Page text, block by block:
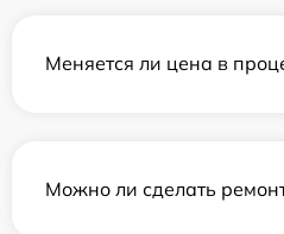
Меняется ли цена в
Можно ли сделать